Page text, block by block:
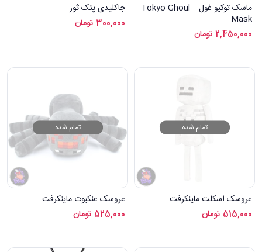
ماسک توکیو غول – Tokyo Ghoul
Mask
2,450,000 تومان
جاکلیدی پتک ثور
300,000 تومان
تمام شده
عروسک اسکلت ماینکرفت
515,000 تومان
تمام شده
عروسک عنکبوت ماینکرفت
525,000 تومان